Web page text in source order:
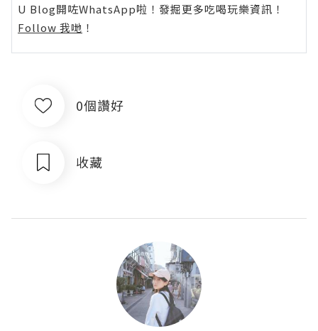
U Blog開咗WhatsApp啦！發掘更多吃喝玩樂資訊！
Follow 我哋 ！
0個讚好
收藏